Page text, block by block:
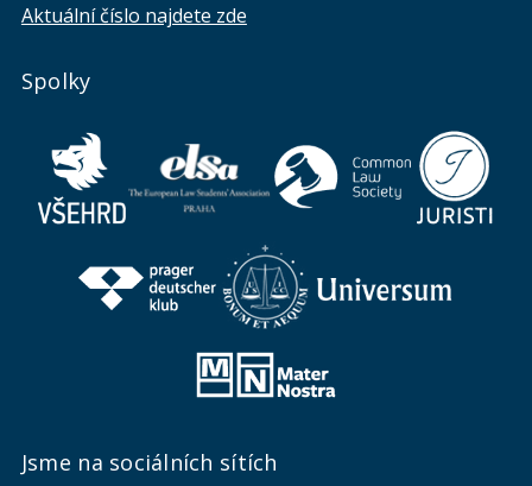
Aktuální číslo najdete zde
Spolky
Jsme na sociálních sítích